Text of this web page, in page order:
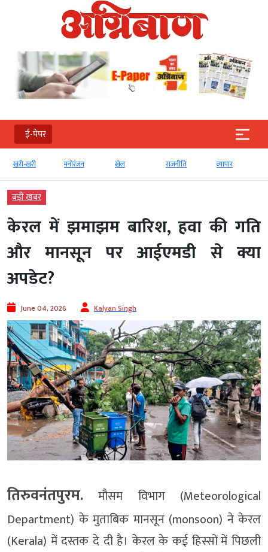
ई-पेपर
खरी-खरी मनोरंजन खेल राजनीति व्‍यापार
बड़ी खबर
केरल में झमाझम बारिश, हवा की गति
और मानसून पर आईएमडी से क्या
अपडेट?
June 04, 2026 Kalyan Singh
तिरुवनंतपुरम. मौसम विभाग (Meteorological
Department) के मुताबिक मानसून (monsoon) ने केरल
(Kerala) में दस्तक दे दी है। केरल के कई हिस्सों में पिछली